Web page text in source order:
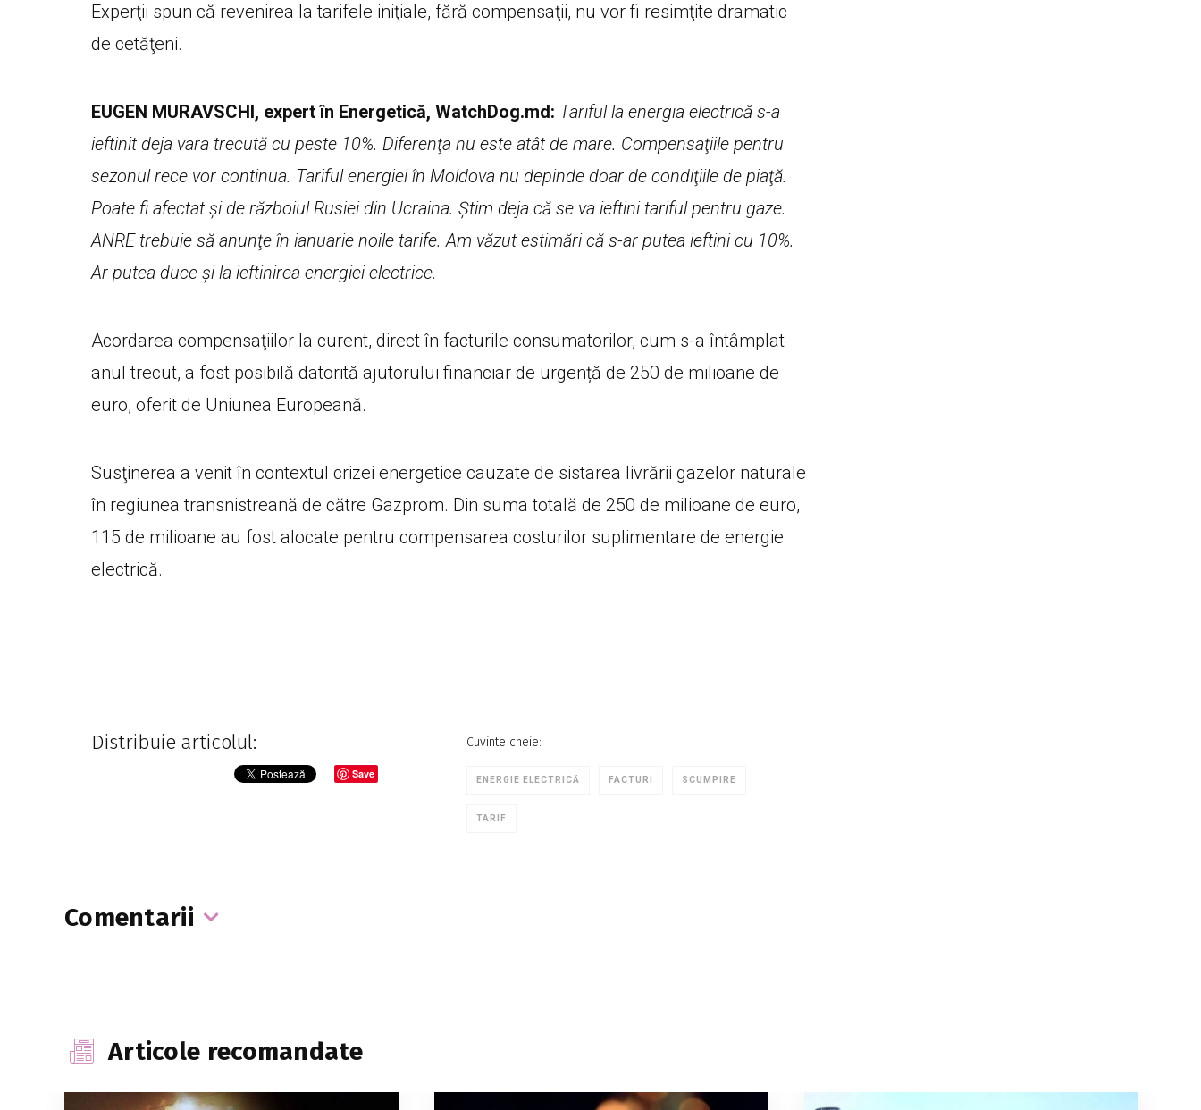
Experţii spun că revenirea la tarifele iniţiale, fără compensaţii, nu vor fi resimţite dramatic
de cetăţeni.
EUGEN MURAVSCHI, expert în Energetică, WatchDog.md: Tariful la energia electrică s-a
ieftinit deja vara trecută cu peste 10%. Diferenţa nu este atât de mare. Compensaţiile pentru
sezonul rece vor continua. Tariful energiei în Moldova nu depinde doar de condiţiile de piaţă.
Poate fi afectat şi de războiul Rusiei din Ucraina. Ştim deja că se va ieftini tariful pentru gaze.
ANRE trebuie să anunţe în ianuarie noile tarife. Am văzut estimări că s-ar putea ieftini cu 10%.
Ar putea duce şi la ieftinirea energiei electrice.
Acordarea compensaţiilor la curent, direct în facturile consumatorilor, cum s-a întâmplat
anul trecut, a fost posibilă datorită ajutorului financiar de urgență de 250 de milioane de
euro, oferit de Uniunea Europeană.
Susţinerea a venit în contextul crizei energetice cauzate de sistarea livrării gazelor naturale
în regiunea transnistreană de către Gazprom. Din suma totală de 250 de milioane de euro,
115 de milioane au fost alocate pentru compensarea costurilor suplimentare de energie
electrică.
Distribuie articolul:
Save
Cuvinte cheie:
ENERGIE ELECTRICĂ FACTURI SCUMPIRE
TARIF
Comentarii
Articole recomandate